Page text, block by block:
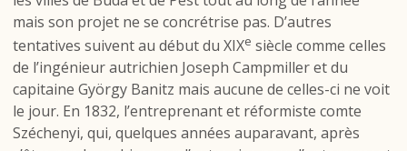
mais son projet ne se concrétrise pas. D’autres
tentatives suivent au début du XIXe siècle comme celles
de l’ingénieur autrichien Joseph Campmiller et du
capitaine György Banitz mais aucune de celles-ci ne voit
le jour. En 1832, l’entreprenant et réformiste comte
Széchenyi, qui, quelques années auparavant, après